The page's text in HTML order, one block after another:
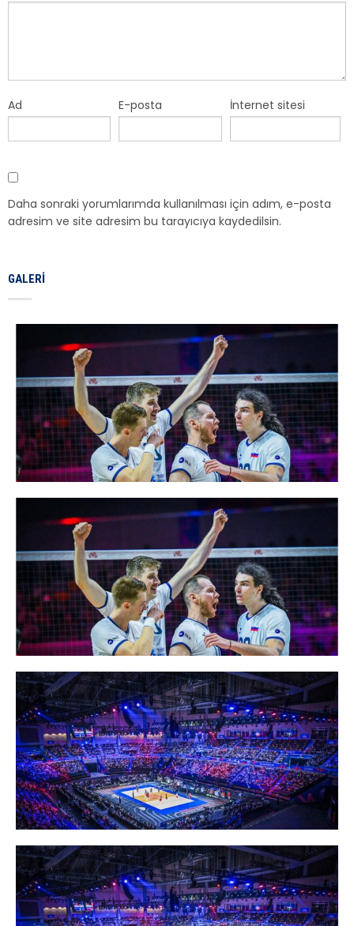
Ad E-posta İnternet sitesi
Daha sonraki yorumlarımda kullanılması için adım, e-posta
adresim ve site adresim bu tarayıcıya kaydedilsin.
GALERI